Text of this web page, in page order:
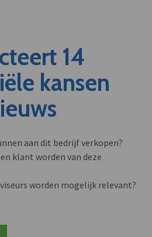
14
kansen
aan dit bedrijf verkopen?
klant worden van deze
worden mogelijk relevant?